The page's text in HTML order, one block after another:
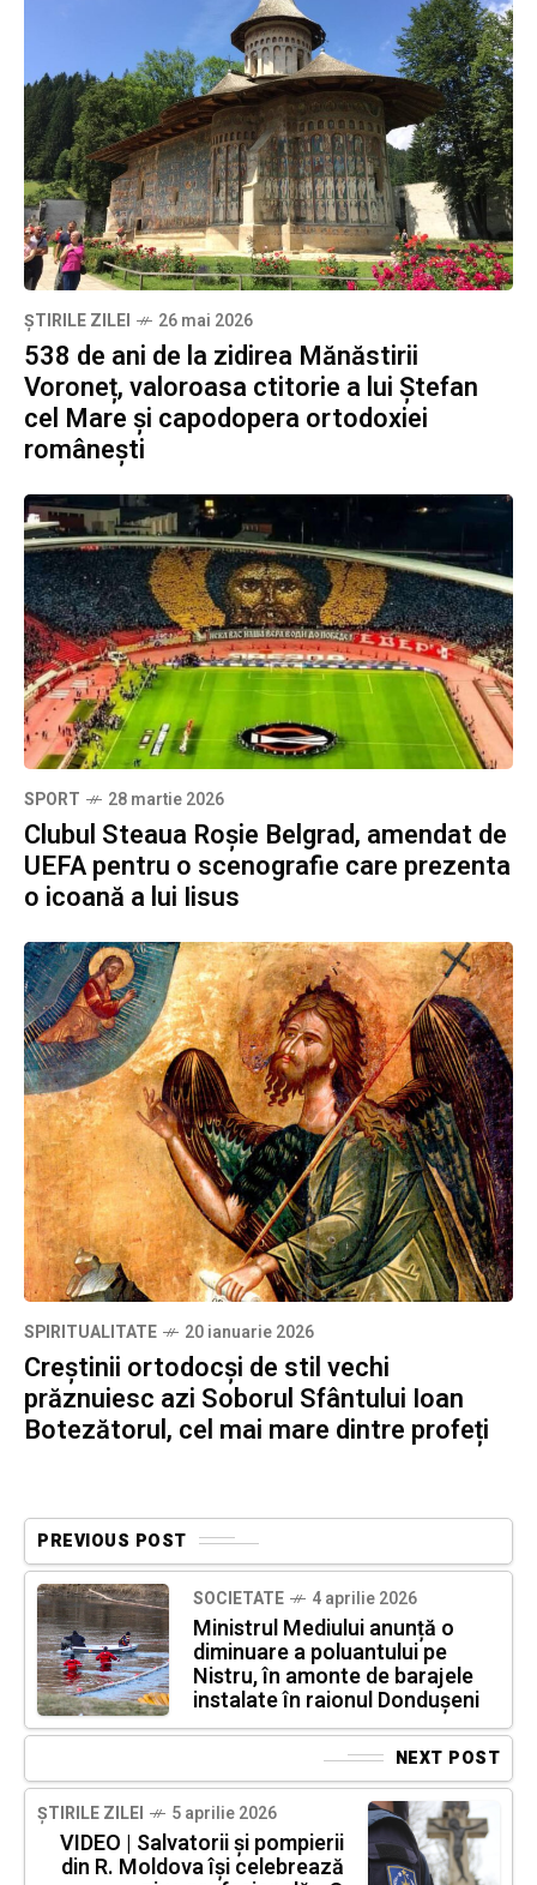
ȘTIRILE ZILEI 26 mai 2026
538 de ani de la zidirea Mănăstirii
Voroneț, valoroasa ctitorie a lui Ștefan
cel Mare și capodopera ortodoxiei
românești
SPORT 28 martie 2026
Clubul Steaua Roșie Belgrad, amendat de
UEFA pentru o scenografie care prezenta
o icoană a lui Iisus
SPIRITUALITATE 20 ianuarie 2026
Creștinii ortodocși de stil vechi
prăznuiesc azi Soborul Sfântului Ioan
Botezătorul, cel mai mare dintre profeți
PREVIOUS POST
SOCIETATE 4 aprilie 2026
Ministrul Mediului anunță o
diminuare a poluantului pe
Nistru, în amonte de barajele
instalate în raionul Dondușeni
NEXT POST
ȘTIRILE ZILEI 5 aprilie 2026
VIDEO | Salvatorii și pompierii
din R. Moldova își celebrează